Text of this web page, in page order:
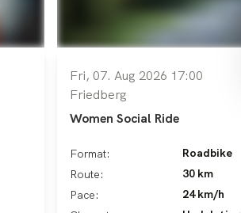
Fri, 07. Aug 2026 17:00
Friedberg
Women Social Ride
Format:
Roadbike
Route:
30 km
Pace:
24 km/h